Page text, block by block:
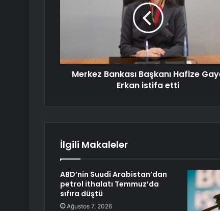
Merkez Bankası Başkanı Hafize
Erkan istifa etti
İlgili Makaleler
ABD’nin Suudi Arabistan’dan
petrol ithalatı Temmuz’da
sıfıra düştü
Ağustos 7, 2026